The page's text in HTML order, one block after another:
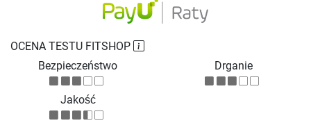
OCENA TESTU FITSHOP
Bezpieczeństwo
Drganie
Jakość